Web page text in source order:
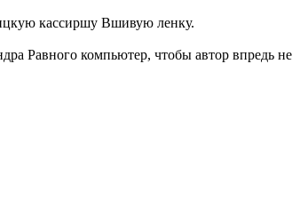
кассиршу Вшивую ленку.
Равного компьютер, чтобы автор впредь не